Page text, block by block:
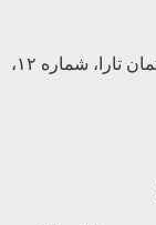
تهران، طالقانی، نبش ملک الشعرای بهار، ساختمان تارا، شماره ۱۲،